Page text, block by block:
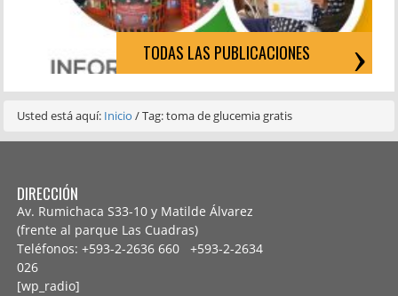
TODAS LAS PUBLICACIONES
Usted está aquí: Inicio/Tag: toma de glucemia gratis
DIRECCIÓN
Av. Rumichaca S33-10 y Matilde Álvarez
(frente al parque Las Cuadras)
Teléfonos: +593-2-2636 660 +593-2-2634
026
[wp_radio]